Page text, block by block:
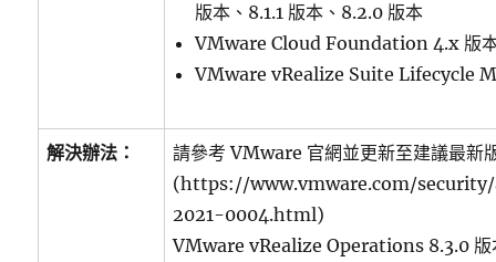
版本、8.1.1 版本、8.2.0 版本
VMware Cloud Foundation 4.x 版
VMware vRealize Suite Lifecycle
解決辦法：
請參考 VMware 官網並更新至建議最新
(https://www.vmware.com/
2021-0004.html)
VMware vRealize Operations 8.3.0 版